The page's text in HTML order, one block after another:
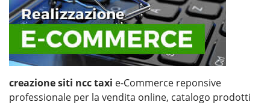
creazione siti ncc taxi e-Commerce reponsive
professionale per la vendita online, catalogo prodotti